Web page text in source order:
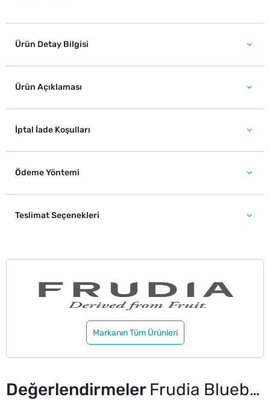
Ürün Detay Bilgisi
Ürün Açıklaması
İptal İade Koşulları
Ödeme Yöntemi
Teslimat Seçenekleri
Markanın Tüm Ürünleri
Değerlendirmeler Frudia Blueberry Nemlendirici Jel Temizleyici 145 ml